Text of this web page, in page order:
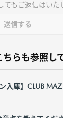
てもご返信はいた
送信する
らも参照し
入庫】CLUB